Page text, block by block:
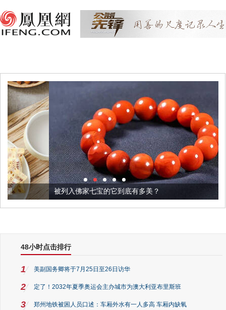
被列入佛家七宝的它到底有多美？
48小时点击排行
1 美副国务卿将于7月25日至26日访华
2 定了！2032年夏季奥运会主办城市为澳大利亚布里斯班
3 郑州地铁被困人员口述：车厢外水有一人多高 车厢内缺氧